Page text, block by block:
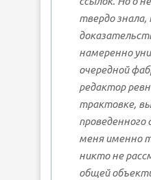
твердознала,
намеренно
очередной
редактор
трактовке,
проведенного
меня именно
никто не
общей